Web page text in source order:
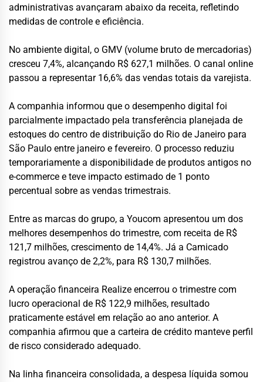
administrativas avançaram abaixo da receita, refletindo
medidas de controle e eficiência.
No ambiente digital, o GMV (volume bruto de mercadorias)
cresceu 7,4%, alcançando R$ 627,1 milhões. O canal online
passou a representar 16,6% das vendas totais da varejista.
A companhia informou que o desempenho digital foi
parcialmente impactado pela transferência planejada de
estoques do centro de distribuição do Rio de Janeiro para
São Paulo entre janeiro e fevereiro. O processo reduziu
temporariamente a disponibilidade de produtos antigos no
e-commerce e teve impacto estimado de 1 ponto
percentual sobre as vendas trimestrais.
Entre as marcas do grupo, a Youcom apresentou um dos
melhores desempenhos do trimestre, com receita de R$
121,7 milhões, crescimento de 14,4%. Já a Camicado
registrou avanço de 2,2%, para R$ 130,7 milhões.
A operação financeira Realize encerrou o trimestre com
lucro operacional de R$ 122,9 milhões, resultado
praticamente estável em relação ao ano anterior. A
companhia afirmou que a carteira de crédito manteve perfil
de risco considerado adequado.
Na linha financeira consolidada, a despesa líquida somou